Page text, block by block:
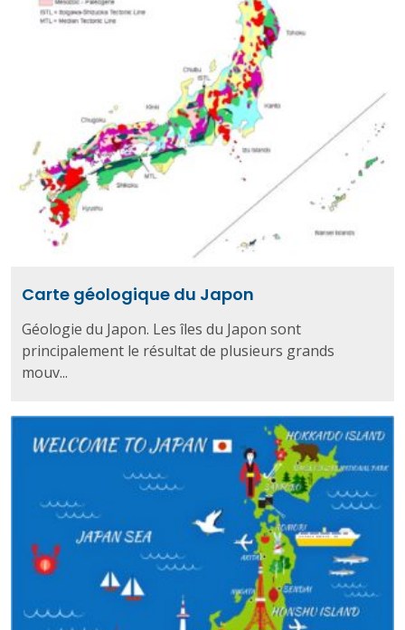
Carte géologique du Japon
Géologie du Japon. Les îles du Japon sont
principalement le résultat de plusieurs grands
mouv...